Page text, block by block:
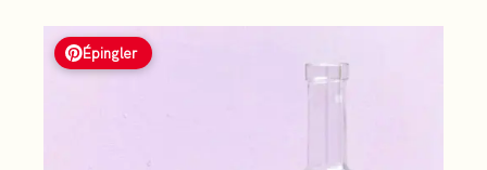
Épingler